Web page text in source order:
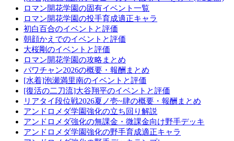
ロマン開花学園の固有イベント一覧
ロマン開花学園の投手育成適正キャラ
初白百合のイベントと評価
朝顔かえでのイベントと評価
大桜剛のイベントと評価
ロマン開花学園の攻略まとめ
パワチャン2026の概要・報酬まとめ
[水着]泡瀬満里南のイベントと評価
[復活の二刀流]大谷翔平のイベントと評価
リアタイ段位戦2026夏ノ壱~肆の概要・報酬まとめ
アンドロメダ学園強化の立ち回り解説
アンドロメダ強化の無課金・微課金向け野手デッキ
アンドロメダ学園強化の野手育成適正キャラ